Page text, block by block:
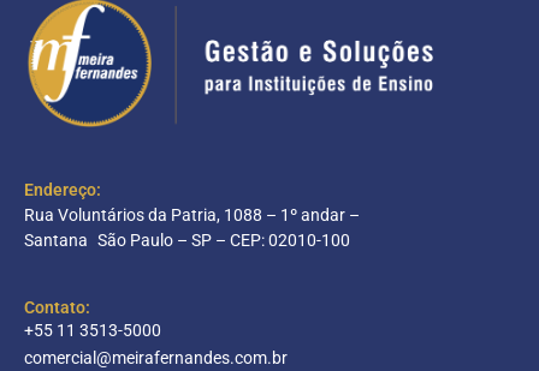
Endereço:
Rua Voluntários da Patria, 1088 – 1º andar –
Santana São Paulo – SP – CEP: 02010-100
Contato:
+55 11 3513-5000
comercial@meirafernandes.com.br